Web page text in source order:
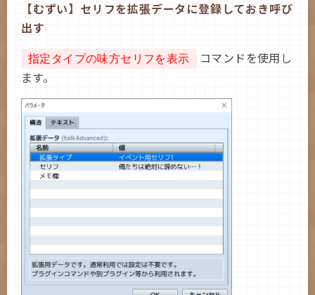
【むずい】セリフを拡張データに登録しておき呼び
出す
指定タイプの味方セリフを表示
コマンドを使用し
ます。